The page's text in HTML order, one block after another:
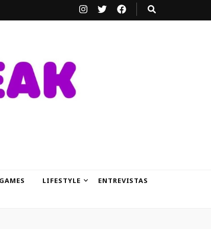
GAMES LIFESTYLE
ENTREVISTAS